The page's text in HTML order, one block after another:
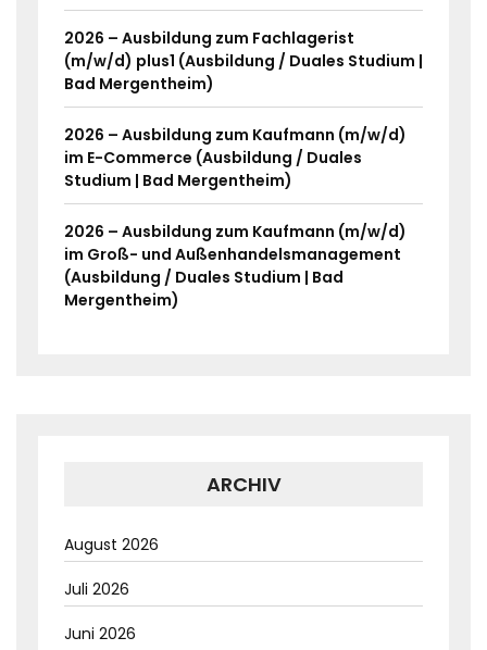
2026 – Ausbildung zum Fachlagerist
(m/w/d) plus1 (Ausbildung / Duales Studium |
Bad Mergentheim)
2026 – Ausbildung zum Kaufmann (m/w/d)
im E-Commerce (Ausbildung / Duales
Studium | Bad Mergentheim)
2026 – Ausbildung zum Kaufmann (m/w/d)
im Groß- und Außenhandelsmanagement
(Ausbildung / Duales Studium | Bad
Mergentheim)
ARCHIV
August 2026
Juli 2026
Juni 2026